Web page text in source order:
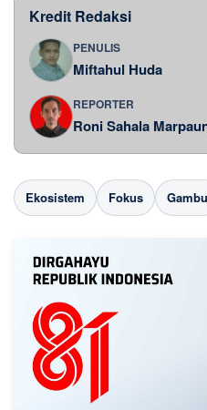
Kredit Redaksi
PENULIS
Miftahul Huda
REPORTER
Roni Sahala
Ekosistem Fokus